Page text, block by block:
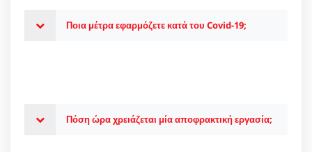
Ποια μέτρα εφαρμόζετε κατά του Covid-19;
Πόση ώρα χρειάζεται μία αποφρακτική εργασία;